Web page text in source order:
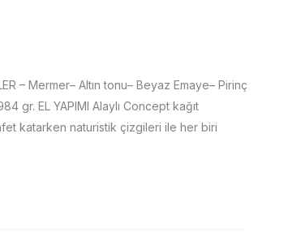
– Mermer– Altın tonu– Beyaz Emaye– Pirinç
gr. EL YAPIMI Alaylı Concept kağıt
katarken naturistik çizgileri ile her biri